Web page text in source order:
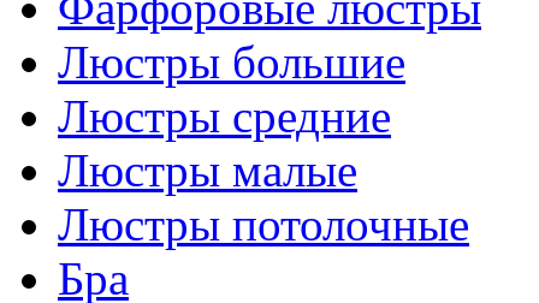
Люстры большие
Люстры средние
Люстры малые
Люстры потолочные
Бра